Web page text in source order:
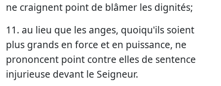
ne craignent point de blâmer les dignités;
11. au lieu que les anges, quoiqu'ils soient
plus grands en force et en puissance, ne
prononcent point contre elles de sentence
injurieuse devant le Seigneur.